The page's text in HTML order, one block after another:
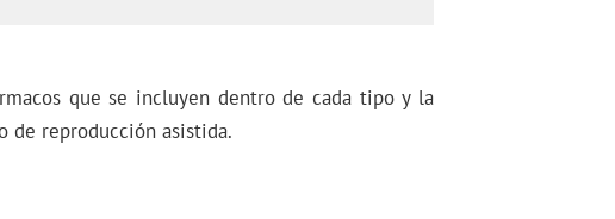
que se incluyen dentro de cada tipo y la
de reproducción asistida.